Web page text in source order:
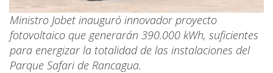
Ministro Jobet inauguró innovador proyecto
fotovoltaico que generarán 390.000 kWh, suficientes
para energizar la totalidad de las instalaciones del
Parque Safari de Rancagua.